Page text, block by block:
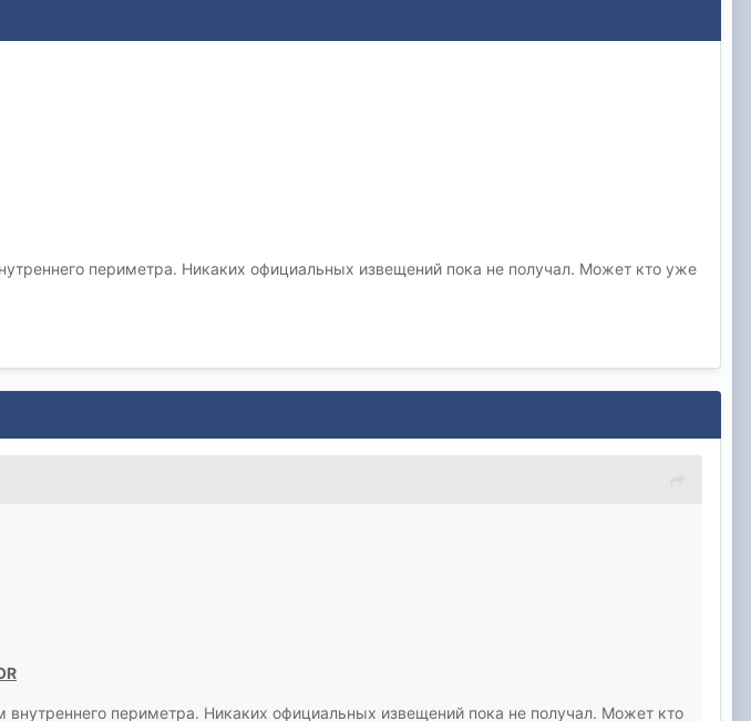
периметра. Никаких официальных извещений пока не получал. Может кто уже
периметра. Никаких официальных извещений пока не получал. Может кто